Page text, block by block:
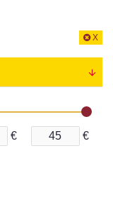
X
€ €